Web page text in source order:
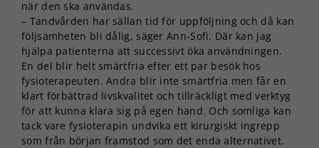
när den ska användas.
– Tandvården har sällan tid för uppföljning och då kan
följsamheten bli dålig, säger Ann-Sofi. Där kan jag
hjälpa patienterna att successivt öka användningen.
En del blir helt smärtfria efter ett par besök hos
fysioterapeuten. Andra blir inte smärtfria men får en
klart förbättrad livskvalitet och tillräckligt med verktyg
för att kunna klara sig på egen hand. Och somliga kan
tack vare fysioterapin undvika ett kirurgiskt ingrepp
som från början framstod som det enda alternativet.